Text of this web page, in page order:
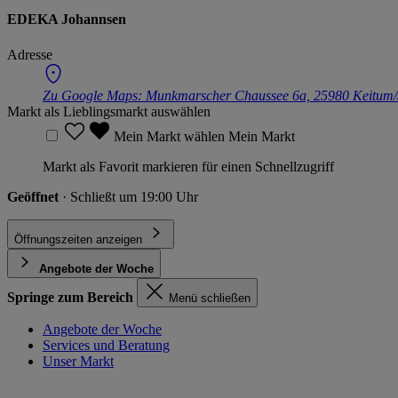
EDEKA Johannsen
Adresse
Zu Google Maps: Munkmarscher Chaussee 6a, 25980
Markt als Lieblingsmarkt auswählen
Mein Markt wählen Mein Markt
Markt als Favorit markieren für einen Schnellzugriff
Geöffnet · Schließt um 19:00 Uhr
Öffnungszeiten anzeigen
Angebote der Woche
Springe zum Bereich Menü schließen
Angebote der Woche
Services und Beratung
Unser Markt